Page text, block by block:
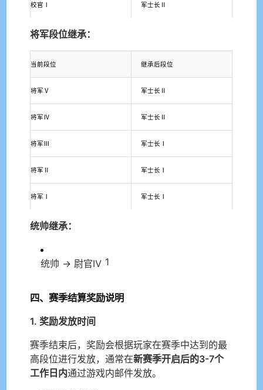
校官Ⅰ 军士长Ⅱ
将军段位继承：
当前段位 继承后段位
将军Ⅴ 军士长Ⅱ
将军Ⅳ 军士长Ⅱ
将军Ⅲ 军士长Ⅰ
将军Ⅱ 军士长Ⅰ
将军Ⅰ 军士长Ⅰ
统帅继承：
统帅 → 尉官Ⅳ 1
四、赛季结算奖励说明
1. 奖励发放时间
赛季结束后，奖励会根据玩家在赛季中达到的最
高段位进行发放，通常在新赛季开启后的3-7个
工作日内通过游戏内邮件发放。